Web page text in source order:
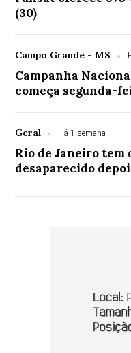
(30)
Campo Grande - MS
Campanha
começa segunda-
Geral Há 1 semana
Rio de Janeiro tem
desaparecido